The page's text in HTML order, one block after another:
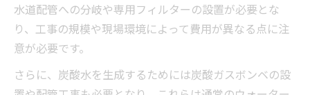
の選び方
業務用ウォーターサーバー選定時のコスト
と使い勝手の両立
炭酸水対応機種のメンテナンス性と運用面
をチェック
水道配管への分岐や専用フィルターの設置が必要とな
り、工事の規模や現場環境によって費用が異なる点に注
意が必要です。
さらに、炭酸水を生成するためには炭酸ガスボンベの設